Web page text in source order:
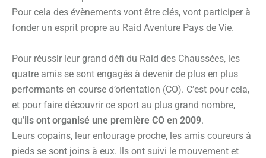
Pour cela des évènements vont être clés, vont participer à
fonder un esprit propre au Raid Aventure Pays de Vie.
Pour réussir leur grand défi du Raid des Chaussées, les
quatre amis se sont engagés à devenir de plus en plus
performants en course d’orientation (CO). C’est pour cela,
et pour faire découvrir ce sport au plus grand nombre,
qu’ils ont organisé une première CO en 2009.
Leurs copains, leur entourage proche, les amis coureurs à
pieds se sont joins à eux. Ils ont suivi le mouvement et